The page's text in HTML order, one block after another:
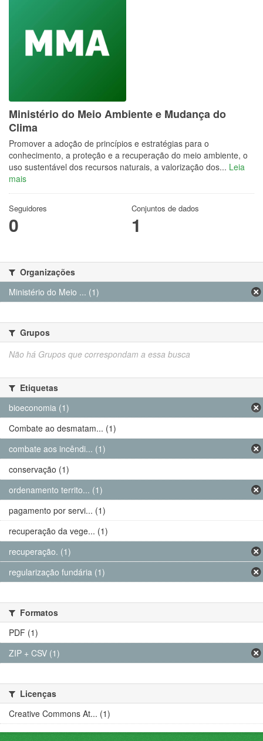
Ministério do Meio Ambiente e Mudança do
Clima
Promover a adoção de princípios e estratégias para o
conhecimento, a proteção e a recuperação do meio ambiente, o
uso sustentável dos recursos naturais, a valorização dos... Leia
mais
Seguidores
0
Conjuntos de dados
1
Organizações
Ministério do Meio ... (1)
Grupos
Não há Grupos que correspondam a essa busca
Etiquetas
bioeconomia (1)
Combate ao desmatam... (1)
combate aos incêndi... (1)
conservação (1)
ordenamento territo... (1)
pagamento por servi... (1)
recuperação da vege... (1)
recuperação. (1)
regularização fundária (1)
Formatos
PDF (1)
ZIP + CSV (1)
Licenças
Creative Commons At... (1)